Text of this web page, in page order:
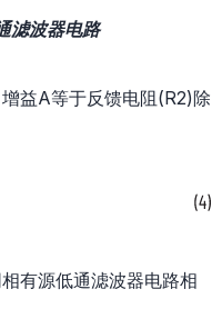
滤波器电路
益A等于反馈电阻(R2)除
有源低通滤波器电路相